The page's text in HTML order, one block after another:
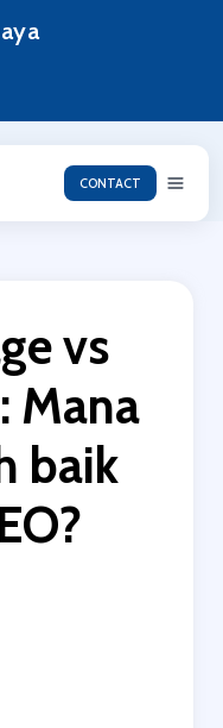
CONTACT
vs
Mana
baik